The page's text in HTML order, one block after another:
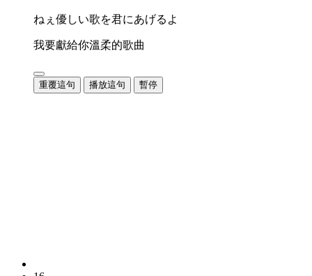
ねぇ優しい歌を君にあげるよ
我要獻給你溫柔的歌曲
重覆這句 播放這句 暫停